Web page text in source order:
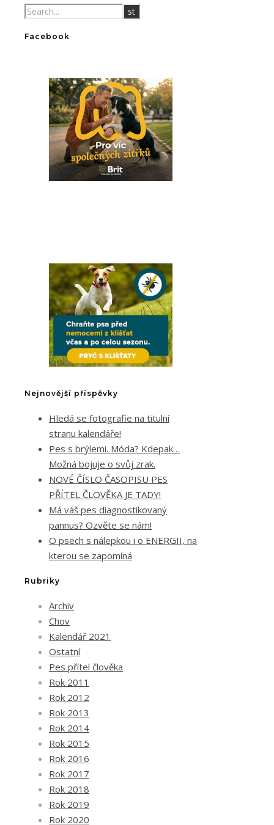
Facebook
Nejnovější příspěvky
Hledá se fotografie na titulní
stranu kalendáře!
Pes s brýlemi. Móda? Kdepak…
Možná bojuje o svůj zrak.
NOVÉ ČÍSLO ČASOPISU PES
PŘÍTEL ČLOVĚKA JE TADY!
Má váš pes diagnostikovaný
pannus? Ozvěte se nám!
O psech s nálepkou i o ENERGII, na
kterou se zapomíná
Rubriky
Archiv
Chov
Kalendář 2021
Ostatní
Pes přítel člověka
Rok 2011
Rok 2012
Rok 2013
Rok 2014
Rok 2015
Rok 2016
Rok 2017
Rok 2018
Rok 2019
Rok 2020